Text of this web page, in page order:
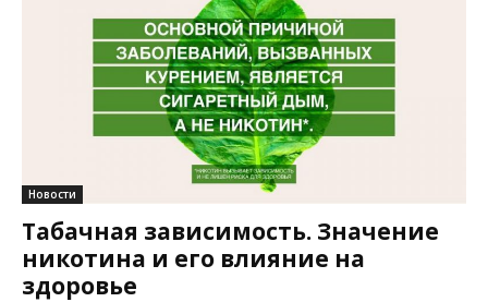
Новости
Табачная зависимость. Значение
никотина и его влияние на
здоровье